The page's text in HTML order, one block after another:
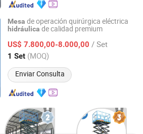
Mesa de operación quirúrgica eléctrica
hidráulica de calidad premium
US$ 7.800,00-8.000,00 / Set
1 Set (MOQ)
Enviar Consulta
Technology Co., Ltd.
Desde 2024